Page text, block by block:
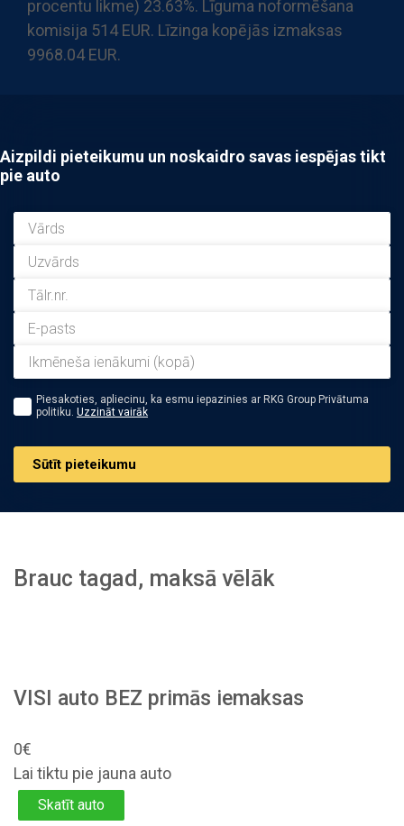
procentu likme) 23.63%. Līguma noformēšana
komisija 514 EUR. Līzinga kopējās izmaksas
9968.04 EUR.
Aizpildi pieteikumu un noskaidro savas iespējas tikt
pie auto
Piesakoties, apliecinu, ka esmu iepazinies ar RKG Group Privātuma
politiku. Uzzināt vairāk
Sūtīt pieteikumu
Brauc tagad, maksā vēlāk
VISI auto BEZ primās iemaksas
0€
Lai tiktu pie jauna auto
Skatīt auto